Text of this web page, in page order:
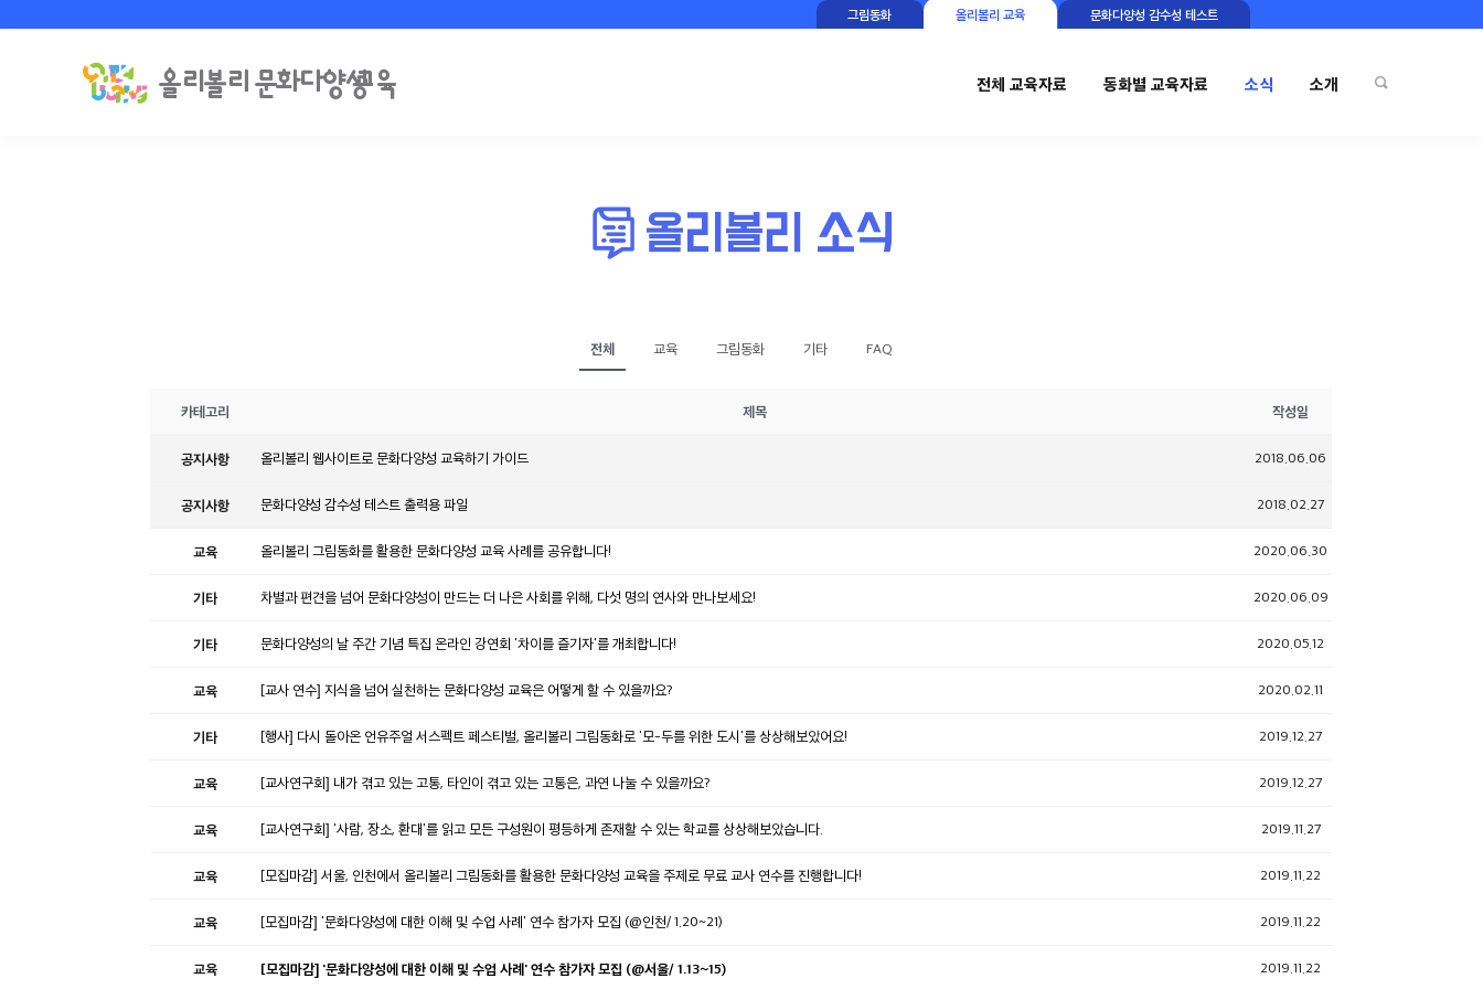
그림동화 올리볼리 교육 문화다양성 감수성 테스트
전체 교육자료 동화별 교육자료 소식 소개
전체 교육 그림동화 기타 FAQ
카테고리 제목 작성일
공지사항 올리볼리 웹사이트로 문화다양성 교육하기 가이드 2018.06.06
공지사항 문화다양성 감수성 테스트 출력용 파일 2018.02.27
교육 올리볼리 그림동화를 활용한 문화다양성 교육 사례를 공유합니다! 2020.06.30
기타 차별과 편견을 넘어 문화다양성이 만드는 더 나은 사회를 위해, 다섯 명의 연사와 만나보세요! 2020.06.09
기타 문화다양성의 날 주간 기념 특집 온라인 강연회 '차이를 즐기자'를 개최합니다! 2020.05.12
교육 [교사 연수] 지식을 넘어 실천하는 문화다양성 교육은 어떻게 할 수 있을까요? 2020.02.11
기타 [행사] 다시 돌아온 언유주얼 서스펙트 페스티벌, 올리볼리 그림동화로 '모-두를 위한 도시'를 상상해보았어요! 2019.12.27
교육 [교사연구회] 내가 겪고 있는 고통, 타인이 겪고 있는 고통은, 과연 나눌 수 있을까요? 2019.12.27
교육 [교사연구회] '사람, 장소, 환대'를 읽고 모든 구성원이 평등하게 존재할 수 있는 학교를 상상해보았습니다. 2019.11.27
교육 [모집마감] 서울, 인천에서 올리볼리 그림동화를 활용한 문화다양성 교육을 주제로 무료 교사 연수를 진행합니다! 2019.11.22
교육 [모집마감] '문화다양성에 대한 이해 및 수업 사례' 연수 참가자 모집 (@인천/ 1.20~21) 2019.11.22
교육 [모집마감] '문화다양성에 대한 이해 및 수업 사례' 연수 참가자 모집 (@서울/ 1.13~15) 2019.11.22